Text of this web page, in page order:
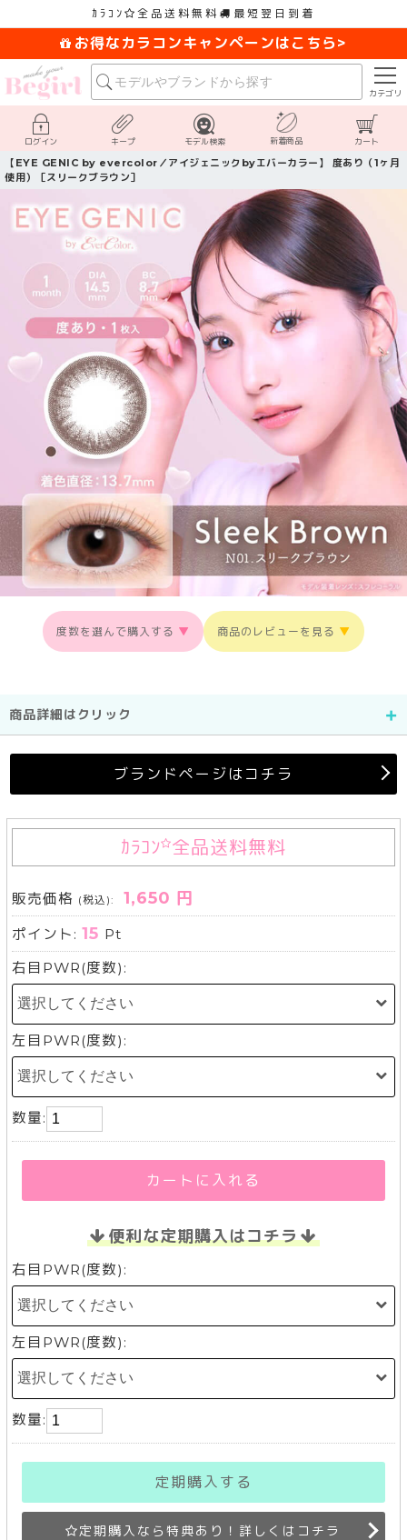
ｶﾗｺﾝ 全品送料無料 最短翌日到着
お得なカラコンキャンペーンはこちら>
カテゴリ
ログイン キープ モデル検索 新着商品 カート
【EYE GENIC by evercolor／アイジェニックbyエバーカラー】 度あり（1ヶ月
使用）［スリークブラウン］
度数を選んで購入する ▼ 商品のレビューを見る ▼
商品詳細はクリック
ブランドページはコチラ
ｶﾗｺﾝ 全品送料無料
販売価格 (税込): 1,650 円
ポイント:15 Pt
右目PWR(度数):
左目PWR(度数):
数量:
カートに入れる
便利な定期購入はコチラ
右目PWR(度数):
左目PWR(度数):
数量:
定期購入する
定期購入なら特典あり！詳しくはコチラ